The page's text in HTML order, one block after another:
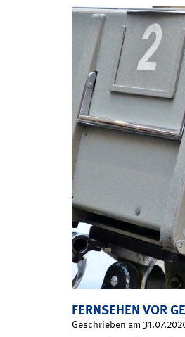
FERNSEHEN VOR
Geschrieben am